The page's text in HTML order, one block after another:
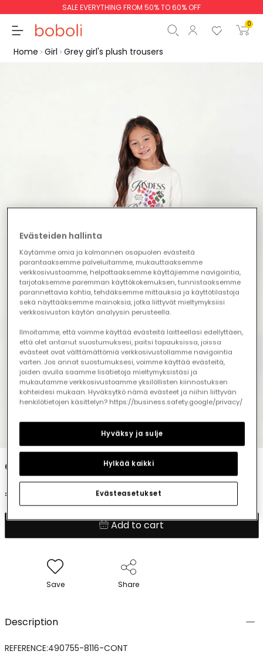
SALE EVERYTHING FROM 50% TO 60% OFF
0
Start order
Home Girl Grey girl's plush trousers
2 3 4
Grey girl's plush trousers
€23.95
Add to cart
Save Share
Description
REFERENCE:490755-8116-CONT
Evästeiden hallinta
Käytämme omia ja kolmannen osapuolen evästeitä
parantaaksemme palveluitamme, mukauttaaksemme
verkkosivustoamme, helpottaaksemme käyttäjiemme navigointia,
tarjotaksemme paremman käyttökokemuksen, tunnistaaksemme
parannettavia kohtia, tehdäksemme mittauksia ja käyttötilastoja
sekä näyttääksemme mainoksia, jotka liittyvät mieltymyksiisi
verkkosivuston käytön analyysin perusteella.
Ilmoitamme, että voimme käyttää evästeitä laitteellasi edellyttäen,
että olet antanut suostumuksesi, paitsi tapauksissa, joissa
evästeet ovat välttämättömiä verkkosivustollamme navigointia
varten. Jos annat suostumuksesi, voimme käyttää evästeitä,
joiden avulla saamme lisätietoja mieltymyksistäsi ja
mukautamme verkkosivustoamme yksilöllisten kiinnostuksen
kohteidesi mukaan. Hyväksytkö nämä evästeet ja niihin liittyvän
henkilötietojen käsittelyn? https://business.safety.google/privacy/
Evästeasetukset
Hylkää kaikki
Hyväksy ja sulje